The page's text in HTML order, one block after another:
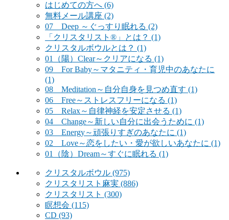
はじめての方へ (6)
無料メール講座 (2)
07 Deep ～ぐっすり眠れる (2)
「クリスタリスト®」とは？ (1)
クリスタルボウルとは？ (1)
01（陽）Clear～クリアになる (1)
09 For Baby～マタニティ・育児中のあなたに
(1)
08 Meditation～自分自身を見つめ直す (1)
06 Free～ストレスフリーになる (1)
05 Relax～自律神経を安定させる (1)
04 Change～新しい自分に出会うために (1)
03 Energy～頑張りすぎのあなたに (1)
02 Love～恋をしたい・愛が欲しいあなたに (1)
01（陰）Dream～すぐに眠れる (1)
クリスタルボウル (975)
クリスタリスト麻実 (886)
クリスタリスト (300)
瞑想会 (115)
CD (93)